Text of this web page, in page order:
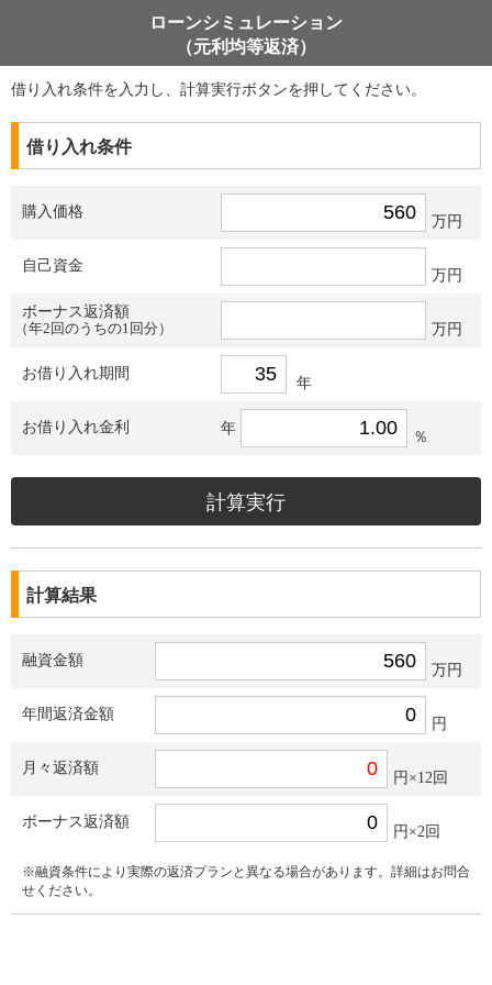
ローンシミュレーション
（元利均等返済）
借り入れ条件を入力し、計算実行ボタンを押してください。
借り入れ条件
購入価格
万円
自己資金
万円
ボーナス返済額
（年2回のうちの1回分）
万円
お借り入れ期間
年
お借り入れ金利 年
％
計算結果
融資金額
万円
年間返済金額
円
月々返済額
円×12回
ボーナス返済額
円×2回
※融資条件により実際の返済プランと異なる場合があります。詳細はお問合
せください。